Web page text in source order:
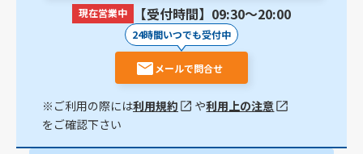
現在営業中 【受付時間】09:30〜20:00
24時間いつでも受付中
メールで問合せ
※ご利用の際には利用規約 や利用上の注意
をご確認下さい